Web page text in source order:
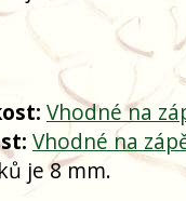
Vhodné na
Vhodné na
je 8 mm.